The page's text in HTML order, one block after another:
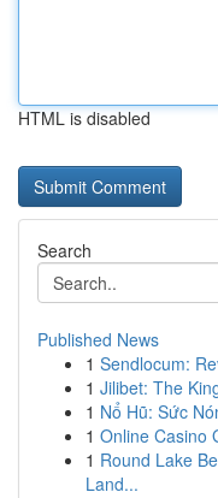
HTML is disabled
Search
Published News
1 Sendlocum:
1 Jilibet: The
1 Nổ Hũ: Sức
1 Online Casino
1 Round Lake
Land...